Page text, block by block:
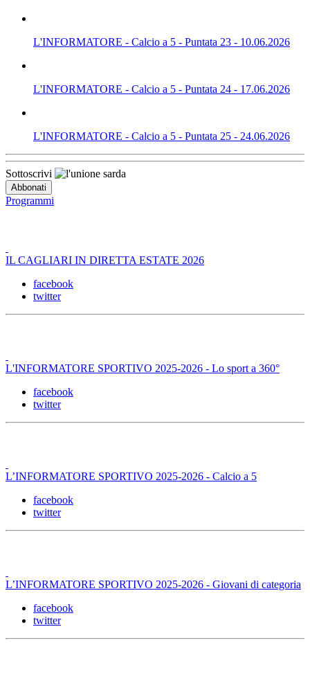
L'INFORMATORE - Calcio a 5 - Puntata 23 - 10.06.2026
L'INFORMATORE - Calcio a 5 - Puntata 24 - 17.06.2026
L'INFORMATORE - Calcio a 5 - Puntata 25 - 24.06.2026
Sottoscrivi
Programmi
IL CAGLIARI IN DIRETTA ESTATE 2026
facebook
twitter
L'INFORMATORE SPORTIVO 2025-2026 - Lo sport a 360°
facebook
twitter
L’INFORMATORE SPORTIVO 2025-2026 - Calcio a 5
facebook
twitter
L’INFORMATORE SPORTIVO 2025-2026 - Giovani di categoria
facebook
twitter